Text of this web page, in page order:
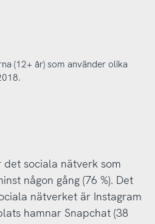
(12+ år) som använder olika
sociala nätverk som
någon gång (76 %). Det
nätverket är Instagram
hamnar Snapchat (38